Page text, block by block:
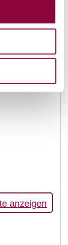
anzeigen